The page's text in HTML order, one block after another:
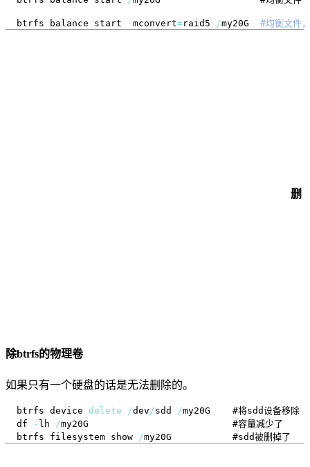
btrfs balance start -mconvert=raid5 /my20G #均衡文件
删
除btrfs的物理卷
如果只有一个硬盘的话是无法删除的。
btrfs device delete /dev/sdd /
df
- lh /
btrfs filesystem show /